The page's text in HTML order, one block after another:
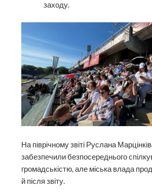
заходу.
На піврічному звіті Руслана
забезпечили безпосереднього
громадськістю, але міська влада
й після звіту.